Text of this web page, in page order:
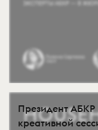
Президент АБКР
креативной